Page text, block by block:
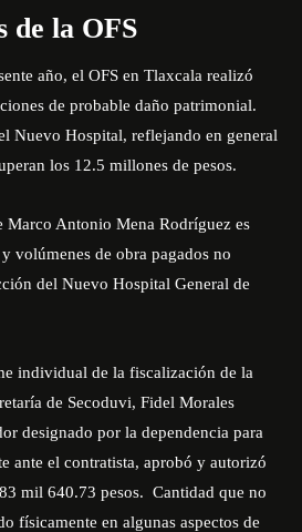
de la OFS
año, el OFS en Tlaxcala realizó
de probable daño patrimonial.
Nuevo Hospital, reflejando en general
los 12.5 millones de pesos.
Marco Antonio Mena Rodríguez es
volúmenes de obra pagados no
del Nuevo Hospital General de
individual de la fiscalización de la
de Secoduvi, Fidel Morales
designado por la dependencia para
ante el contratista, aprobó y autorizó
mil 640.73 pesos. Cantidad que no
físicamente en algunas aspectos de